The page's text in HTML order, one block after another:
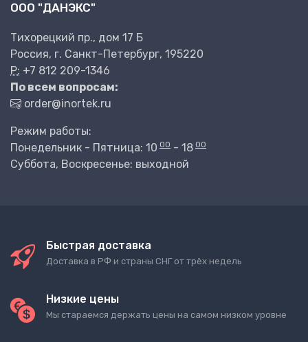
ООО "ДАНЭКС"
Тихорецкий пр., дом 17 Б
Россия, г. Санкт-Петербург, 195220
P: +7 812 209-1346
По всем вопросам:
order@inortek.ru
Режим работы:
Понедельник - Пятница: 10 00 - 18 00
Суббота, Воскресенье: выходной
Быстрая доставка
Доставка в РФ и страны СНГ от трёх недель
Низкие цены
Мы стараемся держать цены на самом низком уровне